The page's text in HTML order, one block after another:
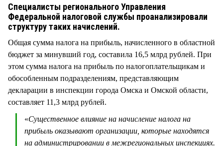
Специалисты регионального Управления
Федеральной налоговой службы проанализировали
структуру таких начислений.
Общая сумма налога на прибыль, начисленного в областной
бюджет за минувший год, составила 16,5 млрд рублей. При
этом сумма налога на прибыль по налогоплательщикам и
обособленным подразделениям, представляющим
декларации в инспекции города Омска и Омской области,
составляет 11,3 млрд рублей.
«Существенное влияние на начисление налога на
прибыль оказывают организации, которые находятся
на администрировании в межрегиональных инспекциях.